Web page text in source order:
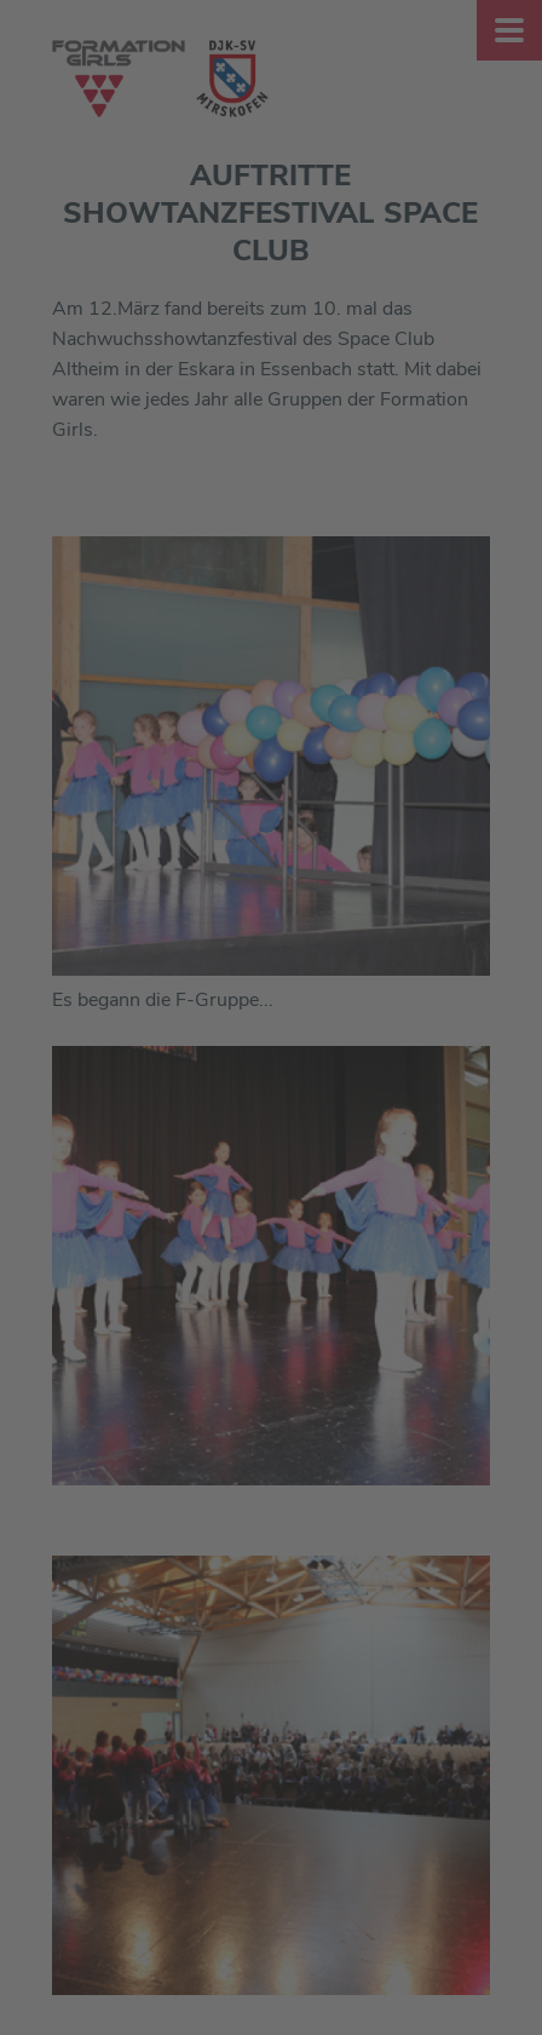
AUFTRITTE
SHOWTANZFESTIVAL SPACE
CLUB
Am 12.März fand bereits zum 10. mal das
Nachwuchsshowtanzfestival des Space Club
Altheim in der Eskara in Essenbach statt. Mit dabei
waren wie jedes Jahr alle Gruppen der Formation
Girls.
Es begann die F-Gruppe...